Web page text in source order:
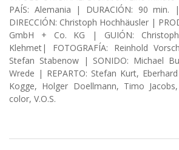
PAÍS: Alemania | DURACIÓN: 90
DIRECCIÓN: Christoph Hochhäusler |
GmbH + Co. KG | GUIÓN:
Klehmet| FOTOGRAFÍA: Reinhold
Stefan Stabenow | SONIDO: Michael
Wrede | REPARTO: Stefan Kurt,
Kogge, Holger Doellmann, Timo
color, V.O.S.